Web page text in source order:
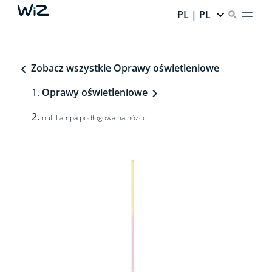
PL | PL
Zobacz wszystkie Oprawy oświetleniowe
Oprawy oświetleniowe
null Lampa podłogowa na nóżce